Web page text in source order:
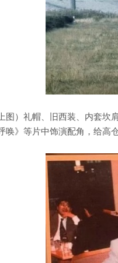
上图）礼帽、旧西装、内套坎
唤》等片中饰演配角，给高